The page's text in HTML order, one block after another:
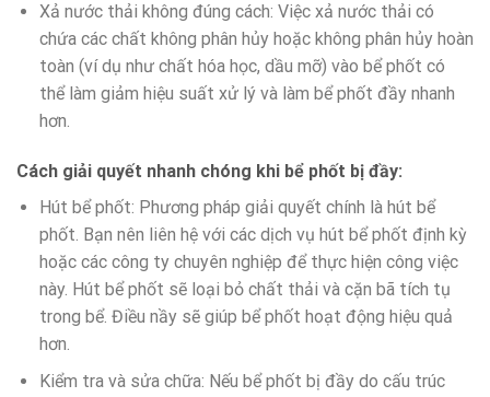
Xả nước thải không đúng cách: Việc xả nước thải có
chứa các chất không phân hủy hoặc không phân hủy hoàn
toàn (ví dụ như chất hóa học, dầu mỡ) vào bể phốt có
thể làm giảm hiệu suất xử lý và làm bể phốt đầy nhanh
hơn.
Cách giải quyết nhanh chóng khi bể phốt bị đầy:
Hút bể phốt: Phương pháp giải quyết chính là hút bể
phốt. Bạn nên liên hệ với các dịch vụ hút bể phốt định kỳ
hoặc các công ty chuyên nghiệp để thực hiện công việc
này. Hút bể phốt sẽ loại bỏ chất thải và cặn bã tích tụ
trong bể. Điều nầy sẽ giúp bể phốt hoạt động hiệu quả
hơn.
Kiểm tra và sửa chữa: Nếu bể phốt bị đầy do cấu trúc